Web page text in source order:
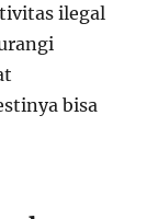
ilegal
bisa